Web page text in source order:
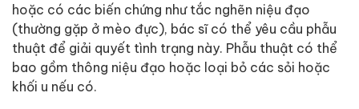
hoặc có các biến chứng như tắc nghẽn niệu đạo
(thường gặp ở mèo đực), bác sĩ có thể yêu cầu phẫu
thuật để giải quyết tình trạng này. Phẫu thuật có thể
bao gồm thông niệu đạo hoặc loại bỏ các sỏi hoặc
khối u nếu có.